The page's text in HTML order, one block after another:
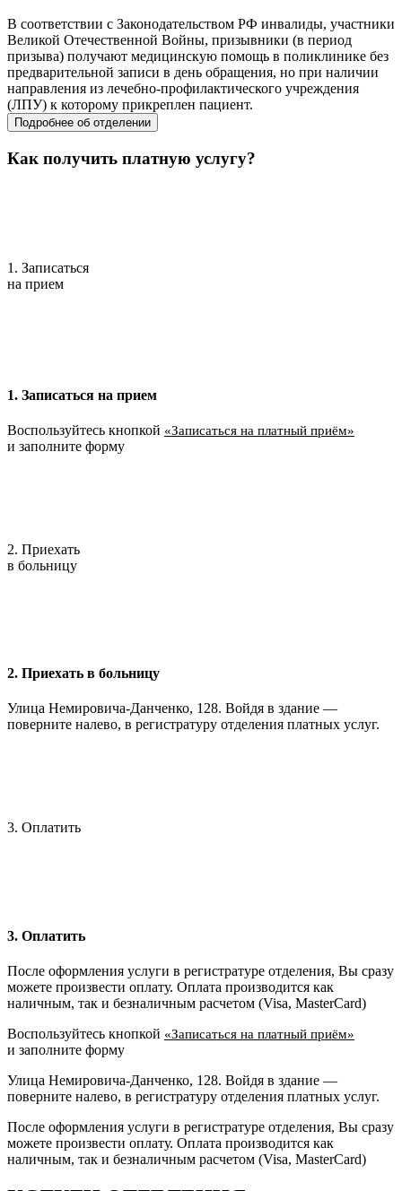
В соответствии с Законодательством РФ инвалиды, участники
Великой Отечественной Войны, призывники (в период
призыва) получают медицинскую помощь в поликлинике без
предварительной записи в день обращения, но при наличии
направления из лечебно-профилактического учреждения
(ЛПУ) к которому прикреплен пациент.
Подробнее об отделении
Как получить платную услугу?
1. Записаться
на прием
1. Записаться на прием
Воспользуйтесь кнопкой «Записаться на платный приём»
и заполните форму
2. Приехать
в больницу
2. Приехать в больницу
Улица Немировича-Данченко, 128. Войдя в здание —
поверните налево, в регистратуру отделения платных услуг.
3. Оплатить
3. Оплатить
После оформления услуги в регистратуре отделения, Вы сразу
можете произвести оплату. Оплата производится как
наличным, так и безналичным расчетом (Visa, MasterCard)
Воспользуйтесь кнопкой «Записаться на платный приём»
и заполните форму
Улица Немировича-Данченко, 128. Войдя в здание —
поверните налево, в регистратуру отделения платных услуг.
После оформления услуги в регистратуре отделения, Вы сразу
можете произвести оплату. Оплата производится как
наличным, так и безналичным расчетом (Visa, MasterCard)